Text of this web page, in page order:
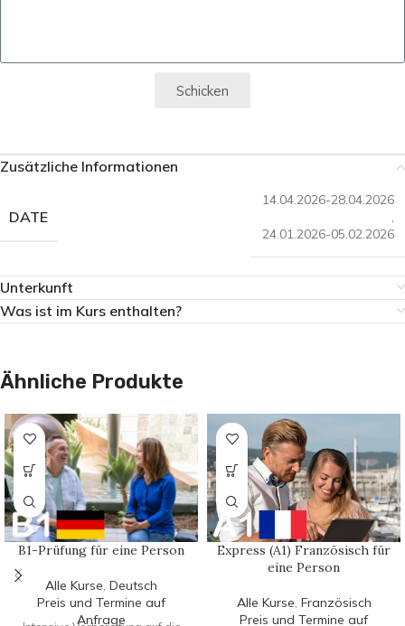
Schicken
Zusätzliche Informationen
DATE
14.04.2026-28.04.2026
,
24.01.2026-05.02.2026
Unterkunft
Was ist im Kurs enthalten?
Ähnliche Produkte
B1-Prüfung für eine Person
Alle Kurse, Deutsch
Preis und Termine auf
Anfrage
Express (A1) Französisch für
eine Person
Alle Kurse, Französisch
Preis und Termine auf